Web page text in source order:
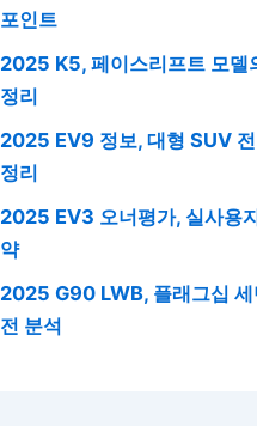
포인트
2025 K5, 페이스리프트 모델
정리
2025 EV9 정보, 대형 SUV
정리
2025 EV3 오너평가, 실사용
약
2025 G90 LWB, 플래그십 세
전 분석